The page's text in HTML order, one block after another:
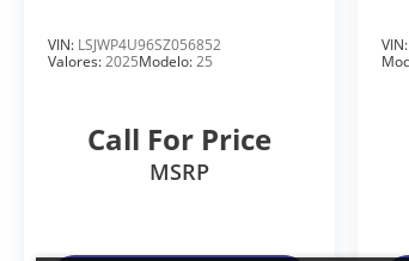
VIN: LSJWP4U96SZ056852
Valores:2025Modelo:25
Call For Price
MSRP
VIN: